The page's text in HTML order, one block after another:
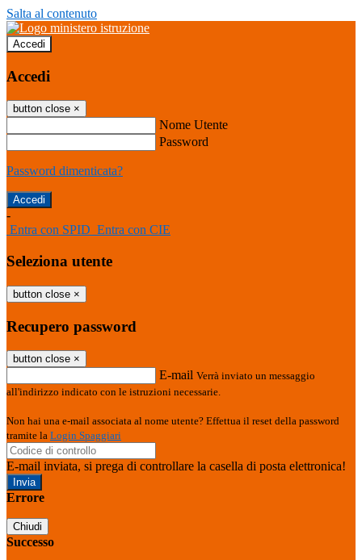
Salta al contenuto
Accedi
Accedi
button close ×
Nome Utente
Password
Password dimenticata?
-
Entra con SPID Entra con CIE
Seleziona utente
button close ×
Recupero password
button close ×
E-mail Verrà inviato un messaggio
all'indirizzo indicato con le istruzioni necessarie.
Non hai una e-mail associata al nome utente? Effettua il reset della password
tramite la Login Spaggiari
E-mail inviata, si prega di controllare la casella di posta elettronica!
Errore
Chiudi
Successo